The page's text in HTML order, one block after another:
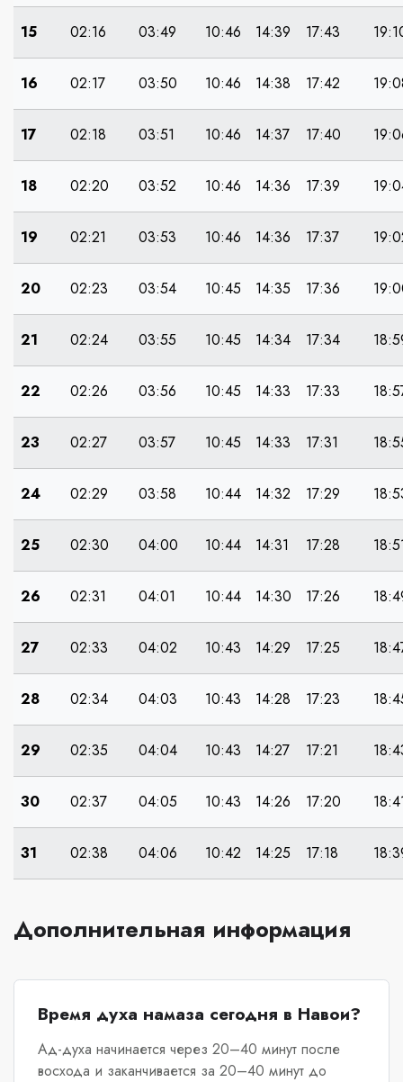
15 02:16 03:49 10:46 14:39 17:43
16 02:17 03:50 10:46 14:38 17:42
17 02:18 03:51 10:46 14:37 17:40
18 02:20 03:52 10:46 14:36 17:39
19 02:21 03:53 10:46 14:36 17:37
20 02:23 03:54 10:45 14:35 17:36
21 02:24 03:55 10:45 14:34 17:34
22 02:26 03:56 10:45 14:33 17:33
23 02:27 03:57 10:45 14:33 17:31
24 02:29 03:58 10:44 14:32 17:29
25 02:30 04:00 10:44 14:31 17:28
26 02:31 04:01 10:44 14:30 17:26
27 02:33 04:02 10:43 14:29 17:25
28 02:34 04:03 10:43 14:28 17:23
29 02:35 04:04 10:43 14:27 17:21
30 02:37 04:05 10:43 14:26 17:20
31 02:38 04:06 10:42 14:25 17:18
Дополнительная информация
Время духа намаза сегодня в Навои?
Ад-духа начинается через 20–40 минут после
восхода и заканчивается за 20–40 минут до